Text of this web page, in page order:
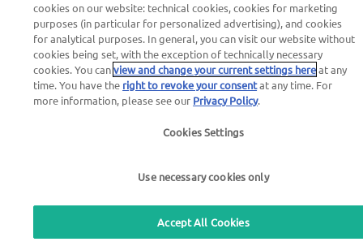
cookies on our website: technical cookies, cookies for marketing
purposes (in particular for personalized advertising), and cookies
for analytical purposes. In general, you can visit our website without
cookies being set, with the exception of technically necessary
cookies. You canview and change your current settings hereat any
time. You have the right to revoke your consentat any time. For
more information, please see our Privacy Policy.
Cookies Settings
Use necessary cookies only
Accept All Cookies